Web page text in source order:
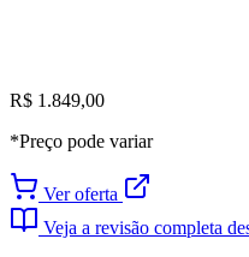
R$ 1.849,00
*Preço pode variar
Ver oferta
Veja a revisão completa